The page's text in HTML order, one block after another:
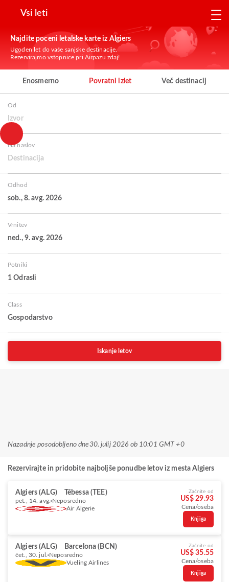
Vsi leti
Najdite poceni letalske karte iz Algiers
Ugoden let do vaše sanjske destinacije.
Rezervirajmo vstopnice pri Airpazu zdaj!
Enosmerno Povratni izlet Več destinacij
Od
Izvor
Na naslov
Destinacija
Odhod
sob., 8. avg. 2026
Vrnitev
ned., 9. avg. 2026
Potniki
1 Odrasli
Class
Gospodarstvo
Iskanje letov
Nazadnje posodobljeno dne30. julij 2026 ob 10:01 GMT +0
Rezervirajte in pridobite najboljše ponudbe letov iz mesta Algiers
Algiers (ALG) Tébessa (TEE)
pet., 14. avg. Neposredno
Air Algerie
Začnite od
US$ 29.93
Cena/oseba
Knjiga
Algiers (ALG) Barcelona (BCN)
čet., 30. jul.
Neposredno
Vueling Airlines
Začnite od
US$ 35.55
Cena/oseba
Knjiga